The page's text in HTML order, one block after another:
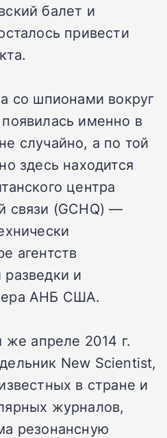
балет и
привести
со шпионами вокруг
именно в
случайно, а по той
здесь находится
центра
связи (GCHQ) —
агентств
и
АНБ США.
апреле 2014 г.
New Scientist,
в стране и
журналов,
резонансную